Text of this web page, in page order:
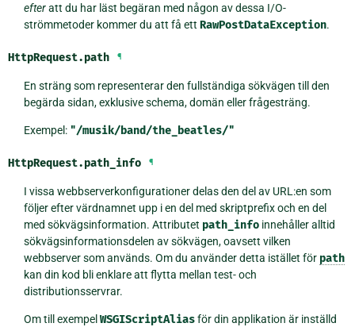
efteratt du har läst begäran med någon av dessa I/O-
strömmetoder kommer du att få ett RawPostDataException.
HttpRequest.path ¶
En sträng som representerar den fullständiga sökvägen till den
begärda sidan, exklusive schema, domän eller frågesträng.
Exempel: "/musik/band/the_beatles/"
HttpRequest.path_info ¶
I vissa webbserverkonfigurationer delas den del av URL:en som
följer efter värdnamnet upp i en del med skriptprefix och en del
med sökvägsinformation. Attributet path_infoinnehåller alltid
sökvägsinformationsdelen av sökvägen, oavsett vilken
webbserver som används. Om du använder detta istället för path
kan din kod bli enklare att flytta mellan test- och
distributionsservrar.
Om till exempel WSGIScriptAliasför din applikation är inställd